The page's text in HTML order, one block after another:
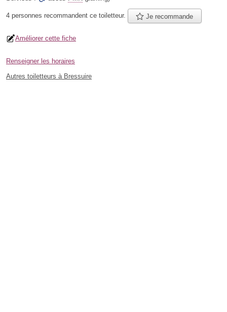
4 personnes recommandent ce toiletteur. Je recommande
Améliorer cette fiche
Renseigner les horaires
Autres toiletteurs à Bressuire